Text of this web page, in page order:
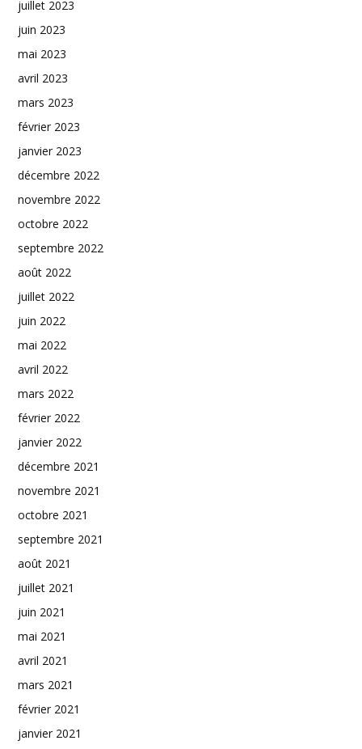
juillet 2023
juin 2023
mai 2023
avril 2023
mars 2023
février 2023
janvier 2023
décembre 2022
novembre 2022
octobre 2022
septembre 2022
août 2022
juillet 2022
juin 2022
mai 2022
avril 2022
mars 2022
février 2022
janvier 2022
décembre 2021
novembre 2021
octobre 2021
septembre 2021
août 2021
juillet 2021
juin 2021
mai 2021
avril 2021
mars 2021
février 2021
janvier 2021